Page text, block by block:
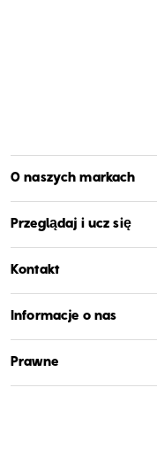
O naszych markach
Przeglądaj i ucz się
Kontakt
Informacje o nas
Prawne